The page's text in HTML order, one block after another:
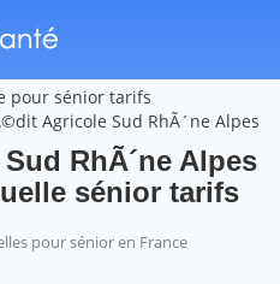
pour sénior tarifs
Agricole Sud RhÃ´ne Alpes
RhÃ´ne Alpes
sénior tarifs
pour sénior en France